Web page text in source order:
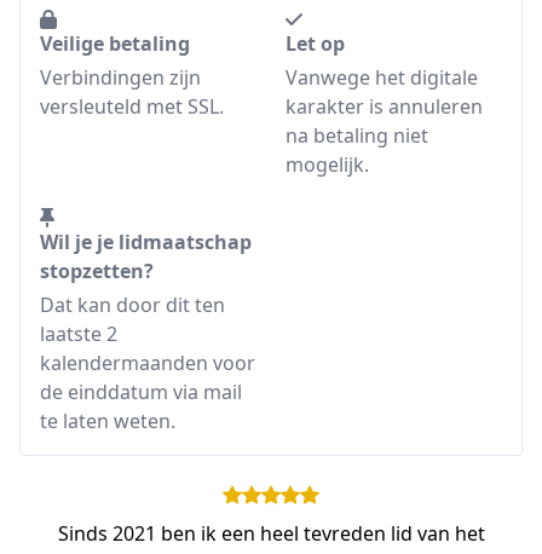
Veilige betaling
Verbindingen zijn
versleuteld met SSL.
Let op
Vanwege het digitale
karakter is annuleren
na betaling niet
mogelijk.
Wil je je lidmaatschap
stopzetten?
Dat kan door dit ten
laatste 2
kalendermaanden voor
de einddatum via mail
te laten weten.
Sinds 2021 ben ik een heel tevreden lid van het